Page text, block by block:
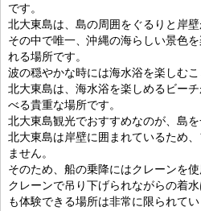
です。
北大東島は、島の周囲をぐるりと岸壁
その中で唯一、沖縄の海らしい景色
れる場所です。
波の穏やかな時には海水浴を楽しむこ
北大東島は、海水浴を楽しめるビー
べる貴重な場所です。
北大東島観光でおすすめなのが、島を
北大東島は岸壁に囲まれているため
ません。
そのため、船の乗降にはクレーンを使
クレーンで吊り下げられながらの着
も体験できる場所は非常に限られてい